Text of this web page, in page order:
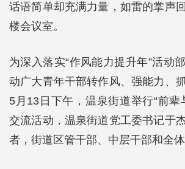
话语简单却充满力量，如雷的掌声
楼会议室。
为深入落实“作风能力提升年”活动
动广大青年干部转作风、强能力、
5月13日下午，温泉街道举行“前辈
交流活动，温泉街道党工委书记于
者，街道区管干部、中层干部和全体